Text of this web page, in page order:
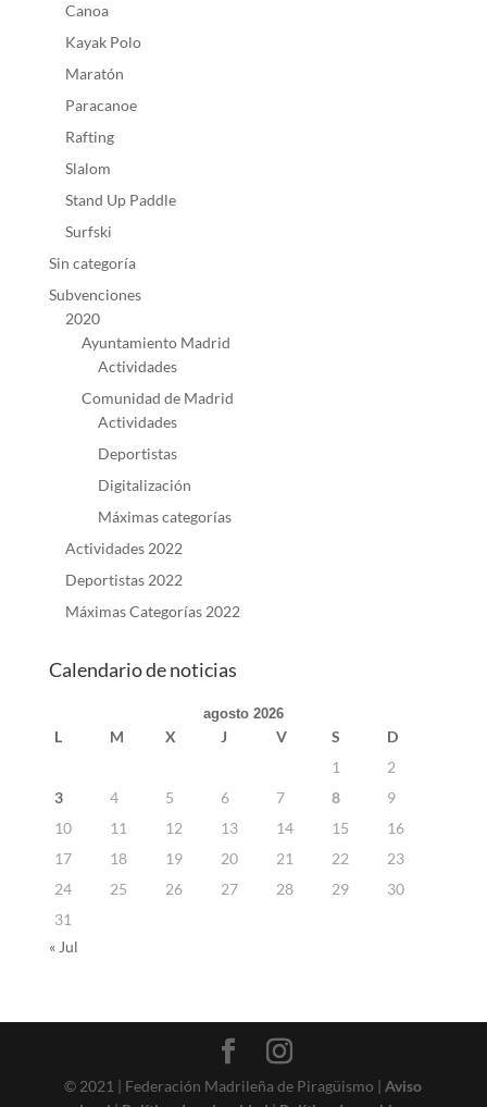
Canoa
Kayak Polo
Maratón
Paracanoe
Rafting
Slalom
Stand Up Paddle
Surfski
Sin categoría
Subvenciones
2020
Ayuntamiento Madrid
Actividades
Comunidad de Madrid
Actividades
Deportistas
Digitalización
Máximas categorías
Actividades 2022
Deportistas 2022
Máximas Categorías 2022
Calendario de noticias
agosto 2026
L M X J V S
D
1
2
3
4 5 6 7 8
9
10
11 12 13 14 15
16
17
18 19 20 21 22
23
24
25 26 27 28 29
30
31
« Jul
© 2021 | Federación Madrileña de Piragüismo |Aviso